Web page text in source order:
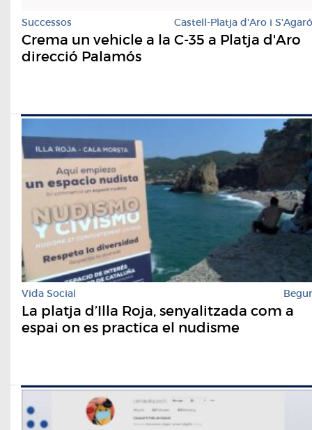
Successos Castell-Platja d'Aro i S'Agaró
Crema un vehicle a la C-35 a Platja d'Aro
direcció Palamós
Vida Social Begur
La platja d’Illa Roja, senyalitzada com a
espai on es practica el nudisme